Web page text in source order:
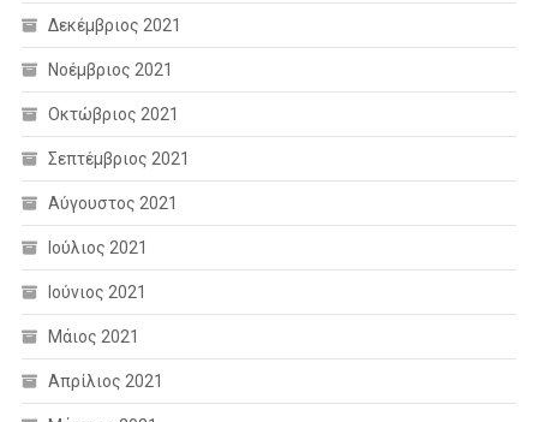
Δεκέμβριος 2021
Νοέμβριος 2021
Οκτώβριος 2021
Σεπτέμβριος 2021
Αύγουστος 2021
Ιούλιος 2021
Ιούνιος 2021
Μάιος 2021
Απρίλιος 2021